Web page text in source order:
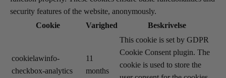
security features of the website, anonymously.
Cookie
Varighed Beskrivelse
cookielawinfo-
checkbox-analytics
11
months
This cookie is set by GDPR
Cookie Consent plugin. The
cookie is used to store the